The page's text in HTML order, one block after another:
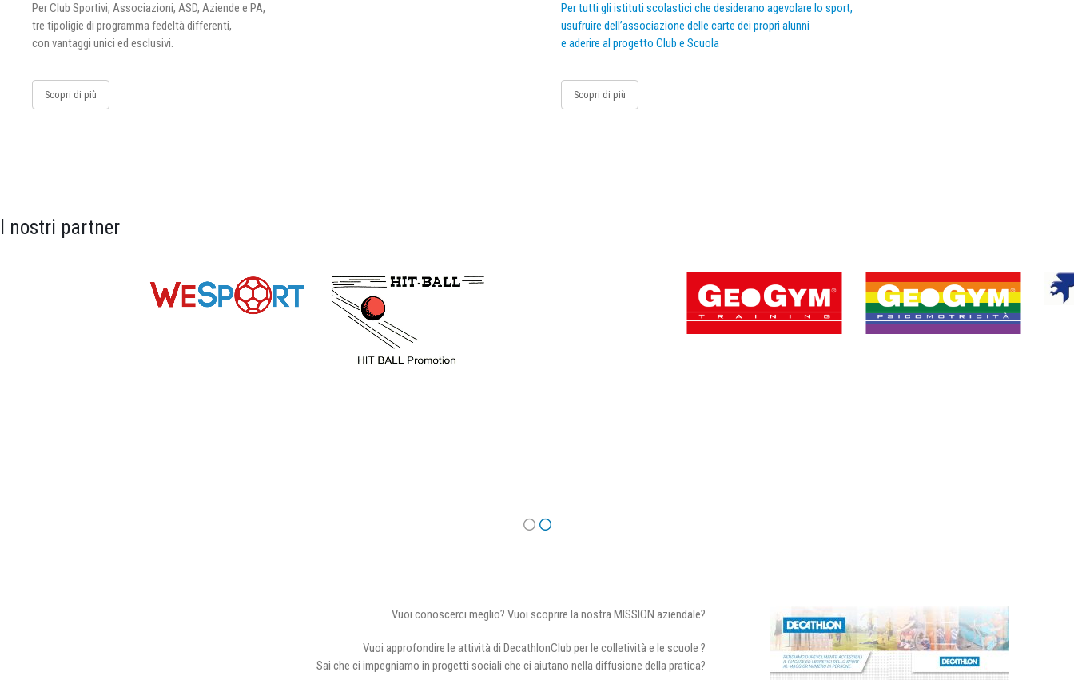
Per Club Sportivi, Associazioni, ASD, Aziende e PA,
tre tipoligie di programma fedeltà differenti,
con vantaggi unici ed esclusivi.
Scopri di più
Per tutti gli istituti scolastici che desiderano agevolare lo sport,
usufruire dell’associazione delle carte dei propri alunni
e aderire al progetto Club e Scuola
Scopri di più
I nostri partner
Vuoi conoscerci meglio? Vuoi scoprire la nostra MISSION aziendale?
Vuoi approfondire le attività di DecathlonClub per le colletività e le scuole ?
Sai che ci impegniamo in progetti sociali che ci aiutano nella diffusione della pratica?